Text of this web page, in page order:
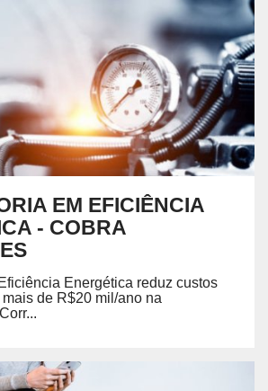
EM EFICIÊNCIA
- COBRA
Energética reduz custos
de R$20 mil/ano na